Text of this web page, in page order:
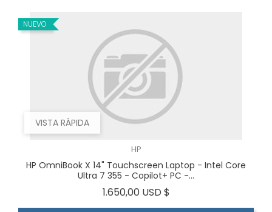
VISTA RÁPIDA
NUEVO
HP
HP OmniBook X 14" Touchscreen Laptop - Intel Core
Ultra 7 355 - Copilot+ PC -...
1.650,00 USD $